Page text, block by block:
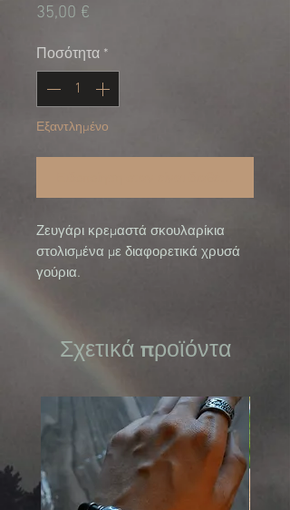
35,00 €
Ποσότητα *
Εξαντλημένο
Ζευγάρι κρεμαστά σκουλαρίκια
στολισμένα με διαφορετικά χρυσά
γούρια.
Σχετικά προϊόντα